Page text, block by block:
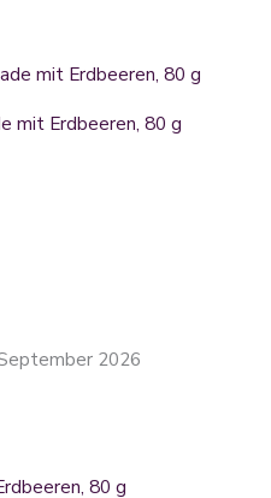
mit Erdbeeren, 80 g
2026